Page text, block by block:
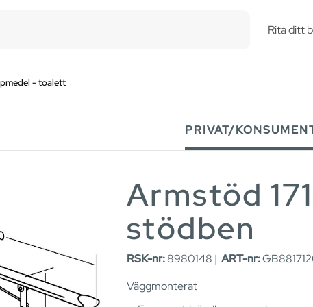
Rita ditt
- toalett
PRIVAT/
Armstöd
stödben
RSK-nr:8980148 | ART-nr:
Väggmonterat